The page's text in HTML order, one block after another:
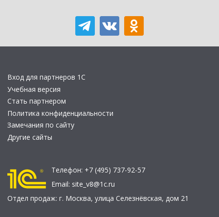
Вход для партнеров 1С
Учебная версия
Стать партнером
Политика конфиденциальности
Замечания по сайту
Другие сайты
Телефон: +7 (495) 737-92-57
Email: site_v8@1c.ru
Отдел продаж: г. Москва, улица Селезнёвская, дом 21